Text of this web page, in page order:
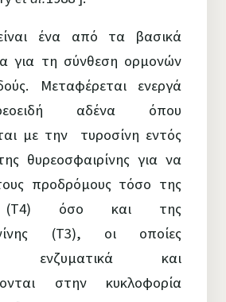
ένα από τα βασικά
για τη σύνθεση ορμονών
Μεταφέρεται ενεργά
αδένα όπου
με την τυροσίνη εντός
θυρεοσφαιρίνης για να
προδρόμους τόσο της
(Τ4) όσο και της
(Τ3), οι οποίες
ενζυματικά και
στην κυκλοφορία